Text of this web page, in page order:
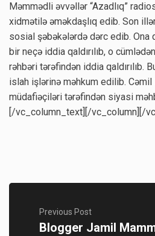
Məmmədli əvvəllər “Azadlıq”
xidmətilə əməkdaşlıq edib. Son
sosial şəbəkələrdə dərc edib. Ona
bir neçə iddia qaldırılıb, o
rəhbəri tərəfindən iddia qaldırılıb.
islah işlərinə məhkum edilib.
müdafiəçiləri tərəfindən siyasi
[/vc_column_text][/vc_column][/
Previous Post
Blogger Jamil